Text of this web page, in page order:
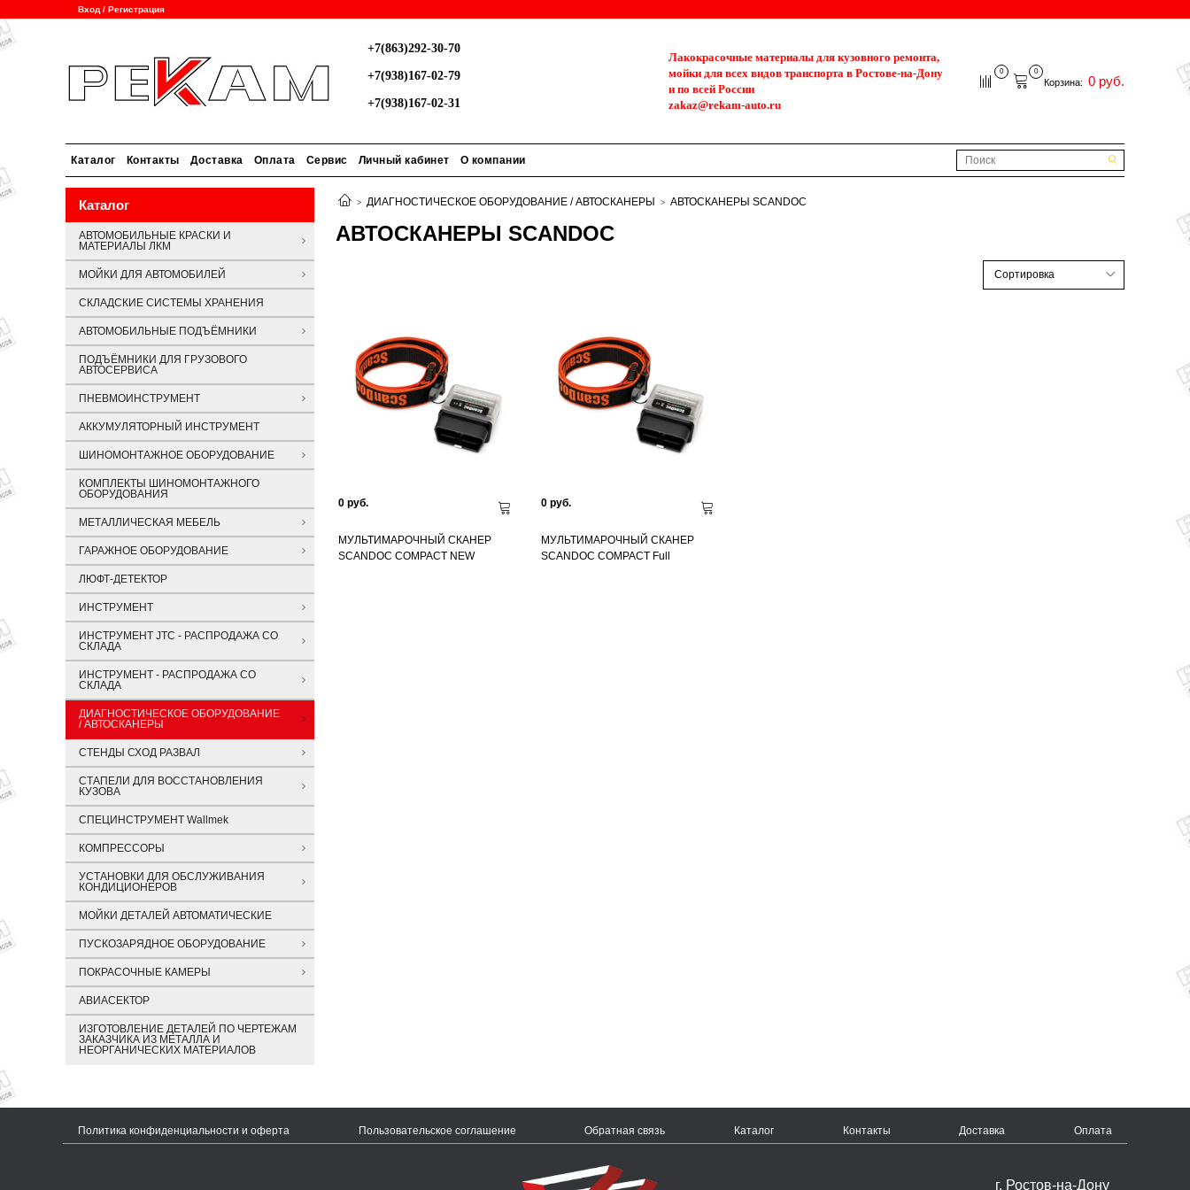
Вход / Регистрация
+7(863)292-30-70
+7(938)167-02-79
+7(938)167-02-31
Лакокрасочные материалы для кузовного ремонта,
мойки для всех видов транспорта в Ростове-на-Дону
и по всей России
zakaz@rekam-auto.ru
0 0
Корзина: 0 руб.
Каталог Контакты Доставка Оплата Сервис Личный кабинет О компании
ДИАГНОСТИЧЕСКОЕ ОБОРУДОВАНИЕ / АВТОСКАНЕРЫ АВТОСКАНЕРЫ SCANDOC
АВТОСКАНЕРЫ SCANDOC
0 руб.
МУЛЬТИМАРОЧНЫЙ СКАНЕР
SCANDOC COMPACT NEW
0 руб.
МУЛЬТИМАРОЧНЫЙ СКАНЕР
SCANDOC COMPACT Full
Каталог
АВТОМОБИЛЬНЫЕ КРАСКИ И
МАТЕРИАЛЫ ЛКМ
МОЙКИ ДЛЯ АВТОМОБИЛЕЙ
СКЛАДСКИЕ СИСТЕМЫ ХРАНЕНИЯ
АВТОМОБИЛЬНЫЕ ПОДЪЁМНИКИ
ПОДЪЁМНИКИ ДЛЯ ГРУЗОВОГО
АВТОСЕРВИСА
ПНЕВМОИНСТРУМЕНТ
АККУМУЛЯТОРНЫЙ ИНСТРУМЕНТ
ШИНОМОНТАЖНОЕ ОБОРУДОВАНИЕ
КОМПЛЕКТЫ ШИНОМОНТАЖНОГО
ОБОРУДОВАНИЯ
МЕТАЛЛИЧЕСКАЯ МЕБЕЛЬ
ГАРАЖНОЕ ОБОРУДОВАНИЕ
ЛЮФТ-ДЕТЕКТОР
ИНСТРУМЕНТ
ИНСТРУМЕНТ JTC - РАСПРОДАЖА СО
СКЛАДА
ИНСТРУМЕНТ - РАСПРОДАЖА СО
СКЛАДА
ДИАГНОСТИЧЕСКОЕ ОБОРУДОВАНИЕ
/ АВТОСКАНЕРЫ
СТЕНДЫ СХОД РАЗВАЛ
СТАПЕЛИ ДЛЯ ВОССТАНОВЛЕНИЯ
КУЗОВА
СПЕЦИНСТРУМЕНТ Wallmek
КОМПРЕССОРЫ
УСТАНОВКИ ДЛЯ ОБСЛУЖИВАНИЯ
КОНДИЦИОНЕРОВ
МОЙКИ ДЕТАЛЕЙ АВТОМАТИЧЕСКИЕ
ПУСКОЗАРЯДНОЕ ОБОРУДОВАНИЕ
ПОКРАСОЧНЫЕ КАМЕРЫ
АВИАСЕКТОР
ИЗГОТОВЛЕНИЕ ДЕТАЛЕЙ ПО ЧЕРТЕЖАМ
ЗАКАЗЧИКА ИЗ МЕТАЛЛА И
НЕОРГАНИЧЕСКИХ МАТЕРИАЛОВ
Политика конфиденциальности и оферта Пользовательское соглашение Обратная связь Каталог Контакты Доставка Оплата
г. Ростов-на-Дону